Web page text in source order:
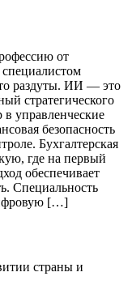
от
раздуты. ИИ — это
стратегического
управленческие
безопасность
Бухгалтерская
где на первый
обеспечивает
Специальность
[…]
страны и